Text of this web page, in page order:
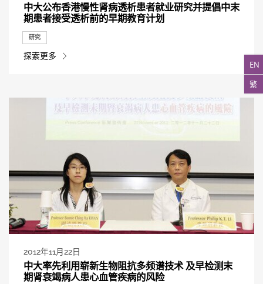
EN
繁
中大公布香港慢性肾病透析患者就业研究并提倡中末
期患者接受透析前的早期教育计划
研究
探索更多
2012年11月22日
中大率先利用崭新生物阻抗多频谱技术 及早检测末
期肾衰竭病人患心血管疾病的风险